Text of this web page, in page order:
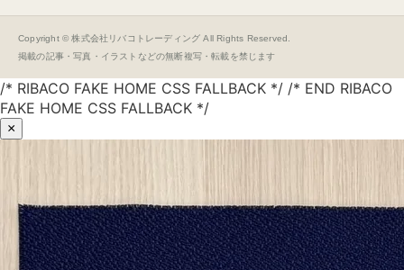
Copyright © 株式会社リバコトレーディング All Rights Reserved.
掲載の記事・写真・イラストなどの無断複写・転載を禁じます
/* RIBACO FAKE HOME CSS FALLBACK */ /* END RIBACO
FAKE HOME CSS FALLBACK */
×